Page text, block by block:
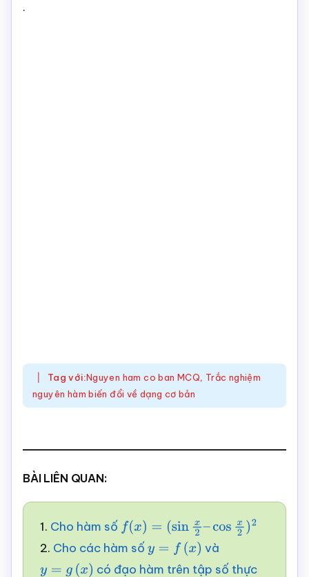
4.
Tag với:Nguyen ham co ban MCQ, Trắc nghiệm
nguyên hàm biến đổi về dạng cơ bản
BÀI LIÊN QUAN:
1. Cho hàm số f(x)= (sinx2–cosx2 )2
2. Cho các hàm số y =f( x )
và
y =g (x )
có đạo hàm trên tập số thực